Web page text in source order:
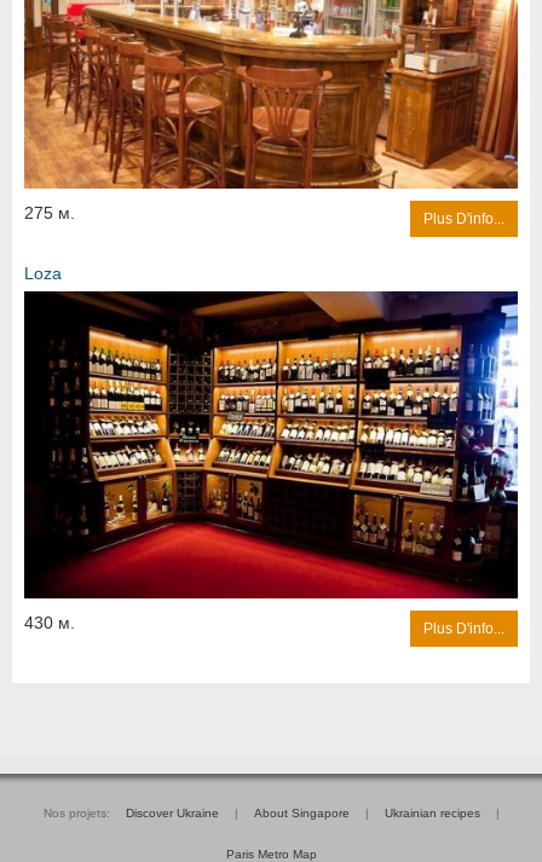
275 м. Plus D'info...
Loza
430 м. Plus D'info...
Nos projets: Discover Ukraine | About Singapore | Ukrainian recipes |
Paris Metro Map